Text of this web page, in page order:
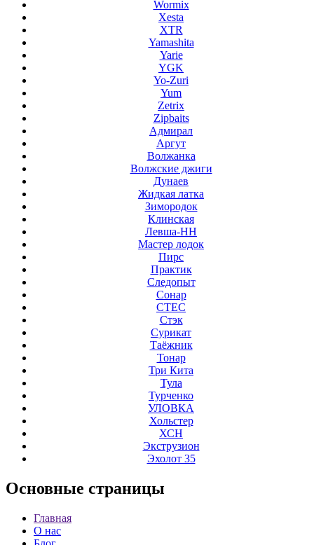
Wormix
Xesta
XTR
Yamashita
Yarie
YGK
Yo-Zuri
Yum
Zetrix
Zipbaits
Адмирал
Аргут
Волжанка
Волжские джиги
Дунаев
Жидкая латка
Зимородок
Клинская
Левша-НН
Мастер лодок
Пирс
Практик
Следопыт
Сонар
СТЕС
Стэк
Сурикат
Таёжник
Тонар
Три Кита
Тула
Турченко
УЛОВКА
Хольстер
ХСН
Экструзион
Эхолот 35
Основные страницы
Главная
О нас